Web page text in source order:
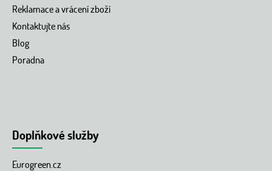
Reklamace a vrácení zboží
Kontaktujte nás
Blog
Poradna
Doplňkové služby
Eurogreen.cz